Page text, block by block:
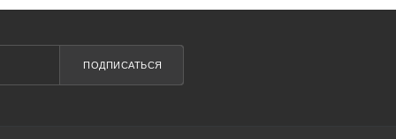
ПОДПИСАТЬСЯ